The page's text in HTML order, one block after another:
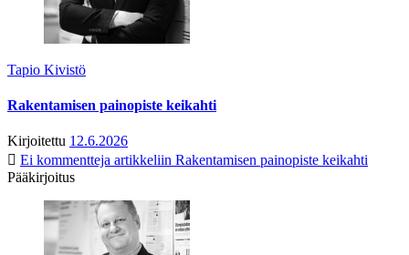
Tapio Kivistö
Rakentamisen painopiste keikahti
Kirjoitettu 12.6.2026
Ei kommentteja artikkeliin Rakentamisen painopiste keikahti
Pääkirjoitus